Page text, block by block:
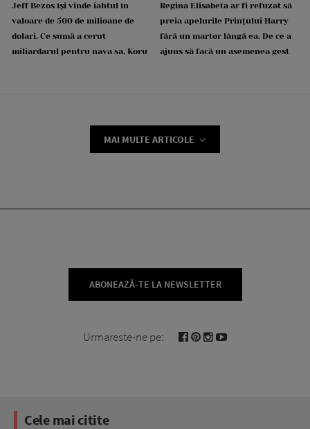
Jeff Bezos își vinde iahtul în
valoare de 500 de milioane de
dolari. Ce sumă a cerut
miliardarul pentru nava sa, Koru
Regina Elisabeta ar fi refuzat să
preia apelurile Prințului Harry
fără un martor lângă ea. De ce a
ajuns să facă un asemenea gest
MAI MULTE ARTICOLE
ABONEAZĂ-TE LA NEWSLETTER
Urmareste-ne pe:
Cele mai citite